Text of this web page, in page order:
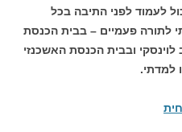
לעמוד לפני התיבה בכל
לתורה פעמיים – בבית הכנסת
ובבית הכנסת האשכנזי
למדתי.